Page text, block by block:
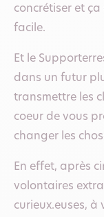
concrétiser et
facile.
Et le
dans un futur
transmettre les
coeur de vous
changer les
En effet, après
volontaires
curieux.euses, à